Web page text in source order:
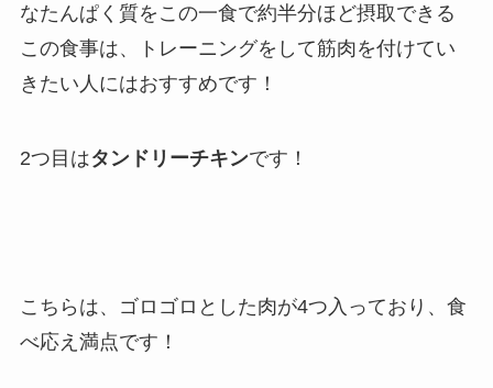
なたんぱく質をこの一食で約半分ほど摂取できる
この食事は、トレーニングをして筋肉を付けてい
きたい人にはおすすめです！
2つ目はタンドリーチキンです！
こちらは、ゴロゴロとした肉が4つ入っており、食
べ応え満点です！